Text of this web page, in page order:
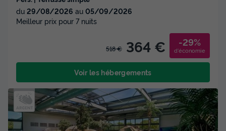
du 29/08/2026 au 05/09/2026
Meilleur prix pour 7 nuits
518 € 364 € -29%
d'économie
Voir les hébergements